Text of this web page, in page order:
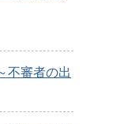
不審者の出